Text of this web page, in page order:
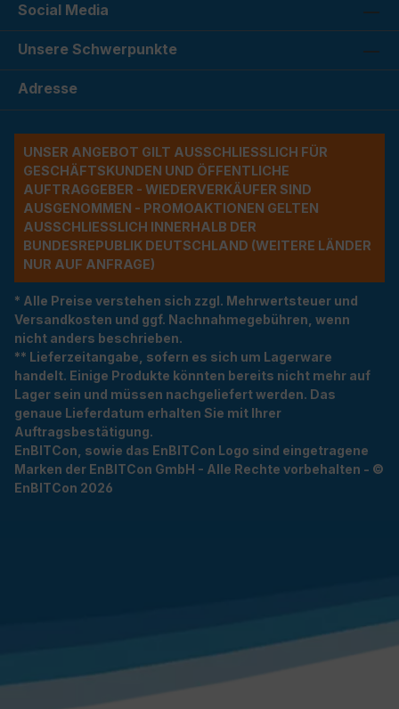
Social Media
Unsere Schwerpunkte
Adresse
UNSER ANGEBOT GILT AUSSCHLIESSLICH FÜR G
ESCHÄFTSKUNDEN UND ÖFFENTLICHE A
UFTRAGGEBER - WIEDERVERKÄUFER SIND A
USGENOMMEN - PROMOAKTIONEN GELTEN A
USSCHLIESSLICH INNERHALB DER BU
NDESREPUBLIK DEUTSCHLAND (WEITERE LÄNDER NU
R AUF ANFRAGE)
* Alle Preise verstehen sich zzgl. Mehrwertsteuer und
Versandkosten und ggf. Nachnahmegebühren, wenn
nicht anders beschrieben.
** Lieferzeitangabe, sofern es sich um Lagerware
handelt. Einige Produkte könnten bereits nicht mehr auf
Lager sein und müssen nachgeliefert werden. Das
genaue Lieferdatum erhalten Sie mit Ihrer
Auftragsbestätigung.
EnBITCon, sowie das EnBITCon Logo sind eingetragene
Marken der EnBITCon GmbH - Alle Rechte vorbehalten - ©
EnBITCon 2026